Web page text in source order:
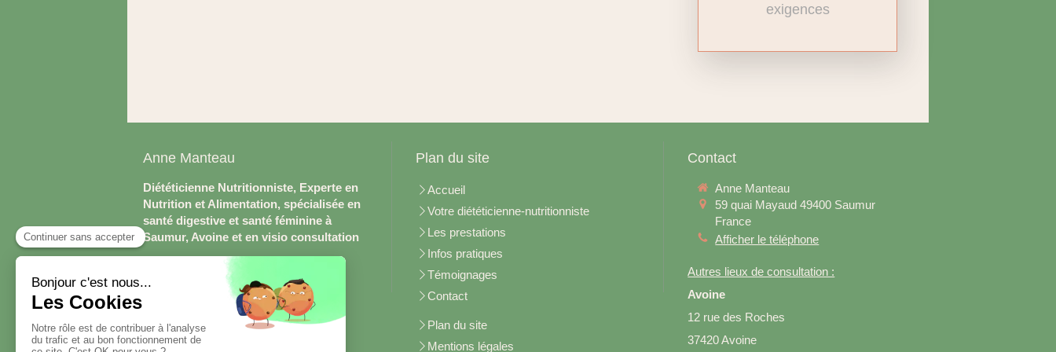
exigences
Anne Manteau
Diététicienne Nutritionniste, Experte en
Nutrition et Alimentation, spécialisée en
santé digestive et santé féminine à
Saumur, Avoine et en visio consultation
Plan du site
Accueil
Votre diététicienne-nutritionniste
Les prestations
Infos pratiques
Témoignages
Contact
Plan du site
Mentions légales
Contact
Anne Manteau
59 quai Mayaud 49400 Saumur
France
Afficher le téléphone
Autres lieux de consultation :
Avoine
12 rue des Roches
37420 Avoine